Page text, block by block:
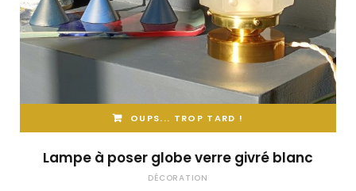
OUPS... TROP TARD !
Lampe à poser globe verre givré blanc
DÉCORATION